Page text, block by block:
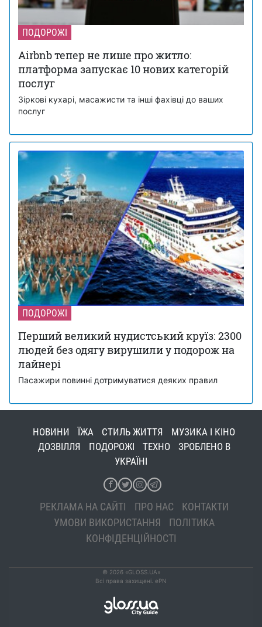
ПОДОРОЖІ
Airbnb тепер не лише про житло:
платформа запускає 10 нових категорій
послуг
Зіркові кухарі, масажисти та інші фахівці до ваших
послуг
ПОДОРОЖІ
Перший великий нудистський круїз: 2300
людей без одягу вирушили у подорож на
лайнері
Пасажири повинні дотримуватися деяких правил
НОВИНИ ЇЖА СТИЛЬ ЖИТТЯ
МУЗИКА І КІНО
ДОЗВІЛЛЯ
ПОДОРОЖІ ТЕХНО
ЗРОБЛЕНО В
УКРАЇНІ
РЕКЛАМА НА САЙТІ ПРО НАС
КОНТАКТИ
УМОВИ ВИКОРИСТАННЯ
ПОЛІТИКА
КОНФІДЕНЦІЙНОСТІ
© 2026 «GLOSS.UA»
Всі права захищені. ePN